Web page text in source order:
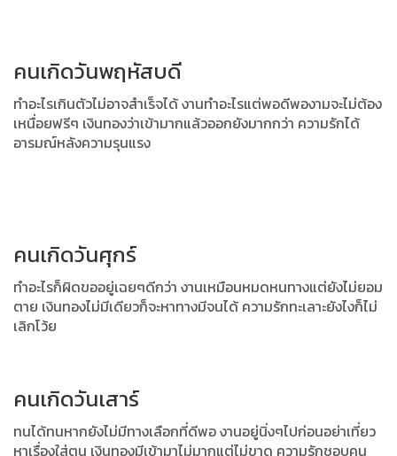
คนเกิดวันพฤหัสบดี
ทำอะไรเกินตัวไม่อาจสำเร็จได้ งานทำอะไรแต่พอดีพองามจะไม่ต้อง
เหนื่อยฟรีๆ เงินทองว่าเข้ามากแล้วออกยังมากกว่า ความรักได้
อารมณ์หลังความรุนแรง
คนเกิดวันศุกร์
ทำอะไรก็ผิดขออยู่เฉยๆดีกว่า งานเหมือนหมดหนทางแต่ยังไม่ยอม
ตาย เงินทองไม่มีเดียวก็จะหาทางมีจนได้ ความรักทะเลาะยังไงก็ไม่
เลิกโว้ย
คนเกิดวันเสาร์
ทนได้ทนหากยังไม่มีทางเลือกที่ดีพอ งานอยู่นิ่งๆไปก่อนอย่าเที่ยว
หาเรื่องใส่ตน เงินทองมีเข้ามาไม่มากแต่ไม่ขาด ความรักชอบคน